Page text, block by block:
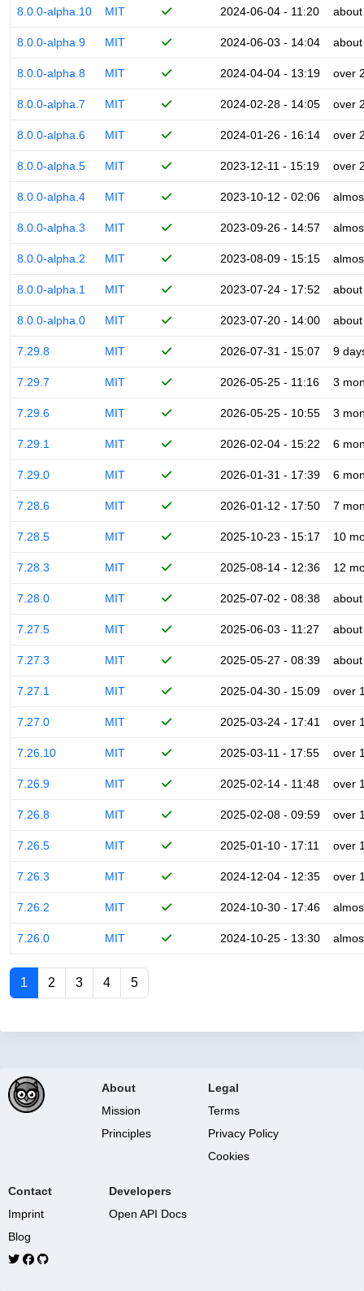
8.0.0-alpha.10 MIT 2024-06-04 - 11:20
8.0.0-alpha.9 MIT 2024-06-03 - 14:04
8.0.0-alpha.8 MIT 2024-04-04 - 13:19 over
8.0.0-alpha.7 MIT 2024-02-28 - 14:05 over
8.0.0-alpha.6 MIT 2024-01-26 - 16:14 over
8.0.0-alpha.5 MIT 2023-12-11 - 15:19 over
8.0.0-alpha.4 MIT 2023-10-12 - 02:06
8.0.0-alpha.3 MIT 2023-09-26 - 14:57
8.0.0-alpha.2 MIT 2023-08-09 - 15:15
8.0.0-alpha.1 MIT 2023-07-24 - 17:52
8.0.0-alpha.0 MIT 2023-07-20 - 14:00
7.29.8 MIT 2026-07-31 - 15:07 9
7.29.7 MIT 2026-05-25 - 11:16 3
7.29.6 MIT 2026-05-25 - 10:55 3
7.29.1 MIT 2026-02-04 - 15:22 6
7.29.0 MIT 2026-01-31 - 17:39 6
7.28.6 MIT 2026-01-12 - 17:50 7
7.28.5 MIT 2025-10-23 - 15:17 10
7.28.3 MIT 2025-08-14 - 12:36 12
7.28.0 MIT 2025-07-02 - 08:38
7.27.5 MIT 2025-06-03 - 11:27
7.27.3 MIT 2025-05-27 - 08:39
7.27.1 MIT 2025-04-30 - 15:09 over
7.27.0 MIT 2025-03-24 - 17:41 over
7.26.10 MIT 2025-03-11 - 17:55 over
7.26.9 MIT 2025-02-14 - 11:48 over
7.26.8 MIT 2025-02-08 - 09:59 over
7.26.5 MIT 2025-01-10 - 17:11 over
7.26.3 MIT 2024-12-04 - 12:35 over
7.26.2 MIT 2024-10-30 - 17:46
7.26.0 MIT 2024-10-25 - 13:30
1 2 3 4 5
About
Mission
Principles
Legal
Terms
Privacy Policy
Cookies
Contact
Imprint
Blog
Developers
Open API Docs